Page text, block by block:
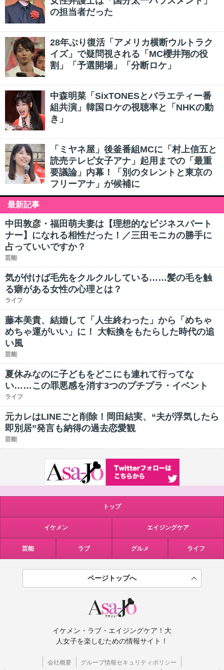
の担当者だった
28年ぶり復活「アメリカ横断ウルトラク
イズ」で疑問視される「MC櫻井翔の役
割」「予選開場」「分断ロケ」
中森明菜「SixTONESとバラエティー番
組共演」韓国ロケの視聴率と「NHKの動
き」
「ミヤネ屋」後釜番組MCに「村上信五と
読売テレビ女子アナ」起用までの「最重
要議論」内幕！「別のタレントと東京の
フリーアナ」が候補に
最新記事
中田敦彦・福田萌夫妻は【理想的なビジネスパート
ナー】になれる相性だった！／三田モニカの勝手に
占っていいですか？
芸能
気が付けば毛先をクルクルしている……髪の毛を触
る癖がある女性の心理とは？
ライフ
藤本美貴、結婚して「人生終わった」から「めちゃ
めちゃ運がいい」に！ 大転換をもたらした時代の追
い風
芸能
夏休みなのに子どもをどこにも連れて行ってな
い……この罪悪感を消す3つのプチプラ・イベント
ライフ
元カレはLINEごと削除！岡田結実、“夫が浮気したら
即別居”発言も納得の過去恋愛観
芸能
トップ
イケメン エイジングケア
芸能 ラブ グルメ ライフ
ページトップへ
イケメン・ラブ・エイジングケア！大
人女子を楽しむための情報サイト！
会社概要 グループ情報セキュリティポリシー